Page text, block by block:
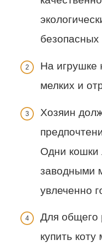
На игрушке
мелких и
Хозяин
Одни кошки
заводными
увлеченно
Для общего
купить